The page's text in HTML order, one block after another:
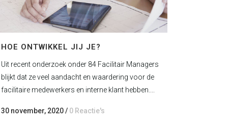
HOE ONTWIKKEL JIJ JE?
Uit recent onderzoek onder 84 Facilitair Managers
blijkt dat ze veel aandacht en waardering voor de
facilitaire medewerkers en interne klant hebben....
30 november, 2020/ 0 Reactie's